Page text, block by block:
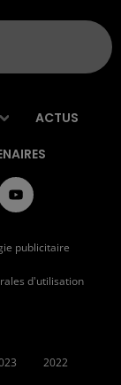
ACTUS
publicitaire
d'utilisation
2022